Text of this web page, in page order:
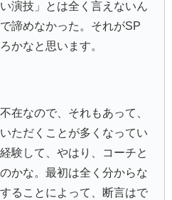
演技」とは全く言えないん
諦めなかった。それがSP
かなと思います。
なので、それもあって、
ただくことが多くなってい
験して、やはり、コーチと
かな。最初は全く分からな
ることによって、断言はで